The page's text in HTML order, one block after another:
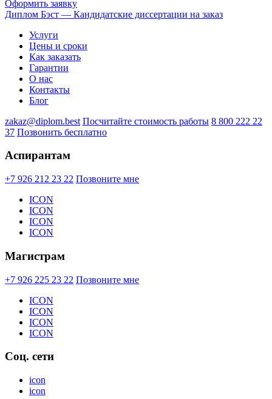
Оформить заявку
Диплом Бэст — Кандидатские диссертации на заказ
Услуги
Цены и сроки
Как заказать
Гарантии
О нас
Контакты
Блог
zakaz@diplom.best Посчитайте стоимость работы 8 800 222 22
37 Позвонить бесплатно
Аспирантам
+7 926 212 23 22 Позвоните мне
ICON
ICON
ICON
ICON
Магистрам
+7 926 225 23 22 Позвоните мне
ICON
ICON
ICON
ICON
Соц. сети
icon
icon